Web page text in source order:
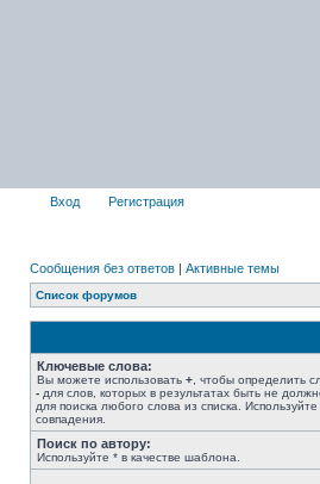
Вход Регистрация
Сообщения без ответов | Активные темы
Список форумов
Ключевые слова:
Вы можете использовать + , чтобы определить
- для слов, которых в результатах быть не
для поиска любого слова из списка. Используйте
совпадения.
Поиск по автору:
Используйте * в качестве шаблона.